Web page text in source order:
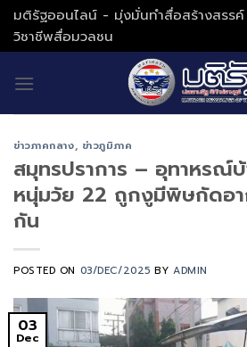
Skip
to
content
มติรัฐออนไลน์ - มุ่งมั่นทำสื่อสร้างสรร
วิชาชีพสื่อมวลชน
ข่าวภาคกลาง, ข่าวภูมิภาค
สมุทรปราการ – อุทาหรณ์บ้
หนุ่มวัย 22 ถูกงูมีพิษกัดอา
กัน
POSTED ON 03/DEC/2025 BYADMIN
03
Dec